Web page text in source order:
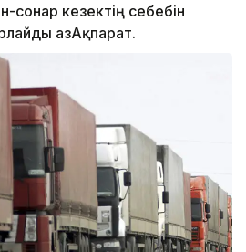
кезектің себебін
ҚазАқпарат.